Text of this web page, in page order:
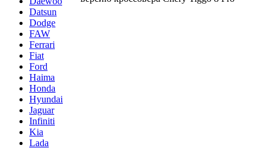
Datsun
Dodge
FAW
Ferrari
Fiat
Ford
Haima
Honda
Hyundai
Jaguar
Infiniti
Kia
Lada